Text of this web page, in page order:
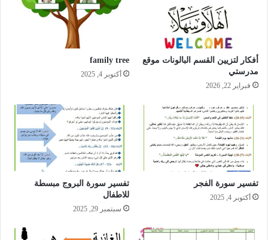
أفكار لتزيين القسم البالونات موقع
مدرستي
فبراير 22, 2026
family tree
أكتوبر 4, 2025
تفسير سورة الفجر
أكتوبر 4, 2025
تفسير سورة البروج مبسطة
للاطفال
سبتمبر 29, 2025